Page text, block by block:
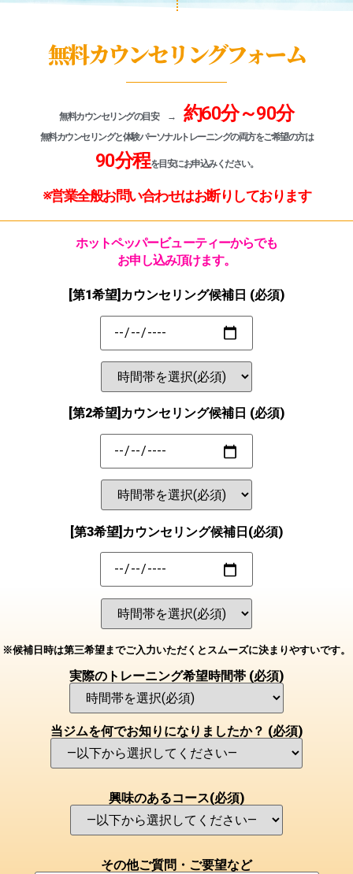
無料カウンセリングフォーム
無料カウンセリングの目安 → 約60分～90分
無料カウンセリングと体験パーソナルトレーニングの両方をご希望の方は
90分程を目安にお申込みください。
※営業全般お問い合わせはお断りしております
ホットペッパービューティーからでも
お申し込み頂けます。
[第1希望]カウンセリング候補日 (必須)
[第2希望]カウンセリング候補日 (必須)
[第3希望]カウンセリング候補日(必須)
※候補日時は第三希望までご入力いただくとスムーズに決まりやすいです。
実際のトレーニング希望時間帯 (必須)
当ジムを何でお知りになりましたか？ (必須)
興味のあるコース(必須)
その他ご質問・ご要望など